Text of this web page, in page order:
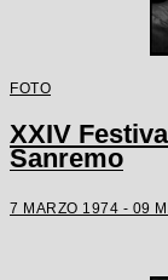
FOTO
XXIV
Sanremo
7 MARZO 1974 - 09